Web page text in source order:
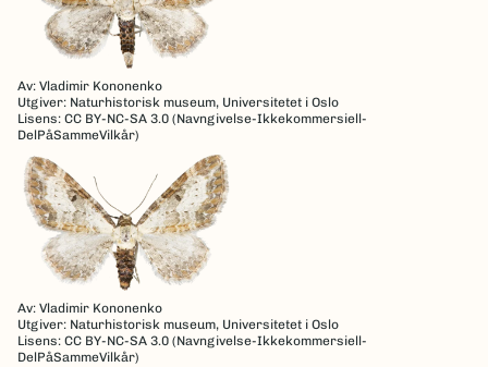
Av: Vladimir Kononenko
Utgiver: Naturhistorisk museum, Universitetet i Oslo
Lisens: CC BY-NC-SA 3.0 (Navngivelse-Ikkekommersiell-
DelPåSammeVilkår)
Av: Vladimir Kononenko
Utgiver: Naturhistorisk museum, Universitetet i Oslo
Lisens: CC BY-NC-SA 3.0 (Navngivelse-Ikkekommersiell-
DelPåSammeVilkår)